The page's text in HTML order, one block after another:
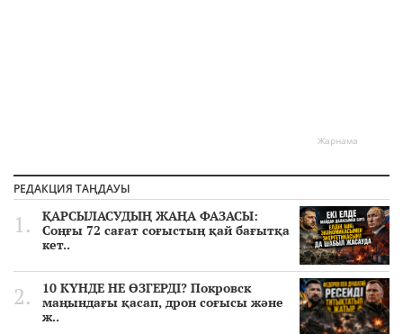
Жарнама
РЕДАКЦИЯ ТАҢДАУЫ
ҚАРСЫЛАСУДЫҢ ЖАҢА ФАЗАСЫ:
Соңғы 72 сағат соғыстың қай бағытқа
кет..
10 КҮНДЕ НЕ ӨЗГЕРДІ? Покровск
маңындағы қасап, дрон соғысы және
ж..